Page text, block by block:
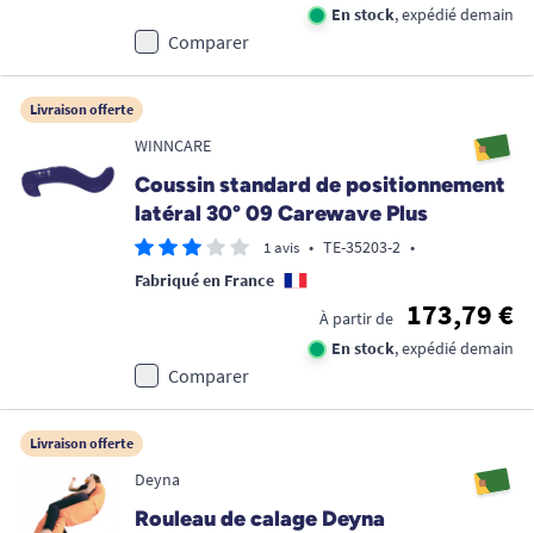
En stock, expédié demain
Comparer
Livraison offerte
WINNCARE
Coussin standard de positionnement
latéral 30° 09 Carewave Plus
1 avis • TE-35203-2 •
Fabriqué en France
À partir de
173,79 €
En stock, expédié demain
Comparer
Livraison offerte
Deyna
Rouleau de calage Deyna